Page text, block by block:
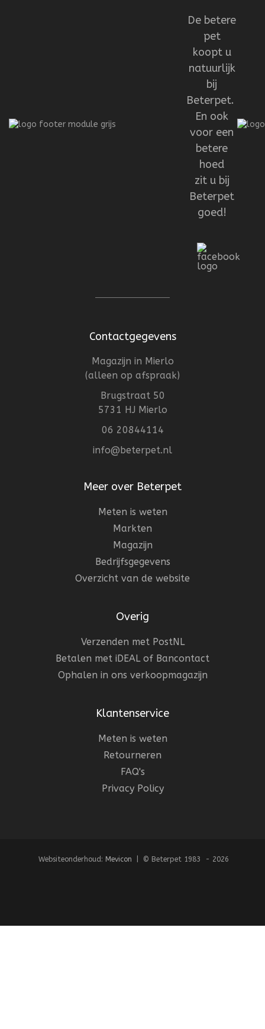
De betere
pet
koopt u
natuurlijk
bij
Beterpet.
En ook
voor een
betere
hoed
zit u bij
Beterpet
goed!
Contactgegevens
Magazijn in Mierlo
(alleen op afspraak)
Brugstraat 50
5731 HJ Mierlo
06 20844114
info@beterpet.nl
Meer over Beterpet
Meten is weten
Markten
Magazijn
Bedrijfsgegevens
Overzicht van de website
Overig
Verzenden met PostNL
Betalen met iDEAL of Bancontact
Ophalen in ons verkoopmagazijn
Klantenservice
Meten is weten
Retourneren
FAQ's
Privacy Policy
Websiteonderhoud: Mevicon | © Beterpet 1983 - 2026